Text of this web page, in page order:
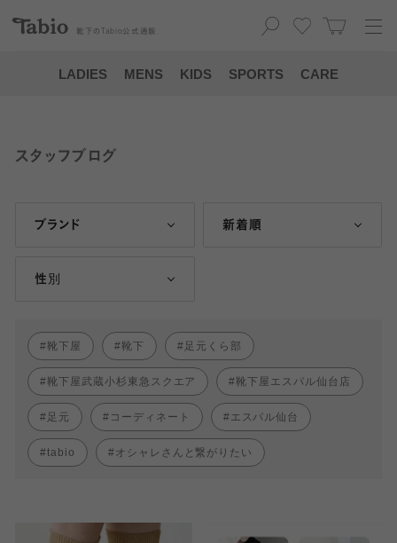
靴下の Tabio 公式通販
LADIES MENS KIDS SPORTS CARE
スタッフブログ
ブランド 新着順
性別
靴下屋 靴下 足元くら部
靴下屋武蔵小杉東急スクエア 靴下屋エスパル仙台店
足元 コーディネート エスパル仙台
tabio オシャレさんと繋がりたい